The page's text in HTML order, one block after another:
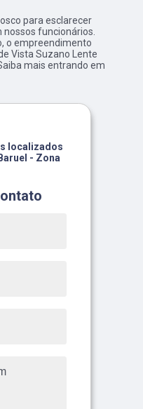
para esclarecer
nossos funcionários.
o empreendimento
Vista Suzano Lente
mais entrando em
localizados
- Zona